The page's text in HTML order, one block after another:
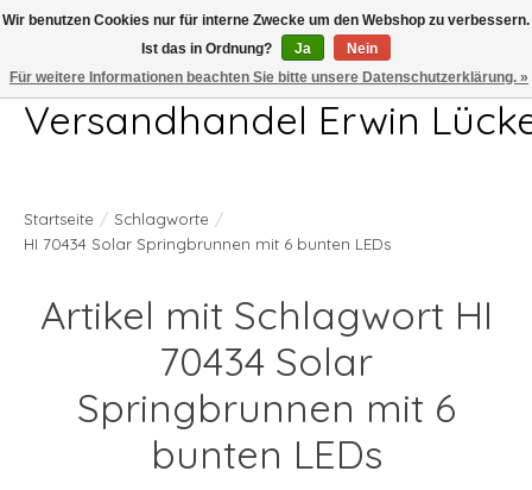
Telefon 04407 715872 MO-DO 7.00-17.00Uhr FR 7.00-13.00Uhr
Versandhandel Erwin
Startseite / Schlagworte /
HI 70434 Solar Springbrunnen mit 6 bunten LEDs
Artikel mit Schlagwort HI
70434 Solar
Springbrunnen mit 6
bunten LEDs
Wir benutzen Cookies nur für interne Zwecke um den Webshop zu verbessern.
Ist das in Ordnung?
Ja
Nein
Für weitere Informationen beachten Sie bitte unsere Datenschutzerklärung. »